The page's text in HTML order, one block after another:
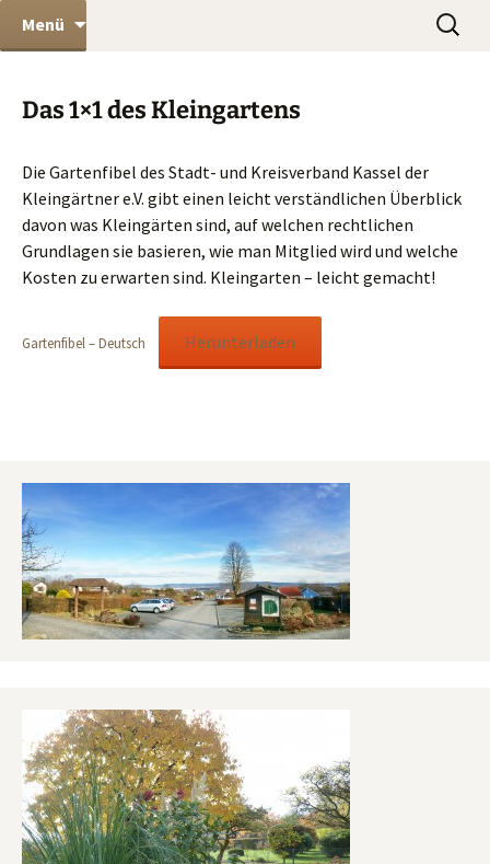
KGV Dönche e.V.
Kleingartenverein Dönche e.V. in Kassel
Menü
Suchen
nach:
Das 1×1 des Kleingartens
Die Gartenfibel des Stadt- und Kreisverband Kassel der
Kleingärtner e.V. gibt einen leicht verständlichen Überblick
davon was Kleingärten sind, auf welchen rechtlichen
Grundlagen sie basieren, wie man Mitglied wird und welche
Kosten zu erwarten sind. Kleingarten – leicht gemacht!
Gartenfibel – Deutsch Herunterladen